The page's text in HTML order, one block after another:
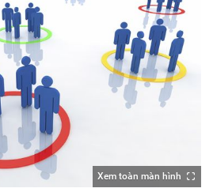
Xem toàn màn hình